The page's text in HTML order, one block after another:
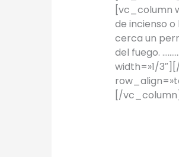
[vc_column
de incienso
cerca un
del fuego.
width=»1/
[/